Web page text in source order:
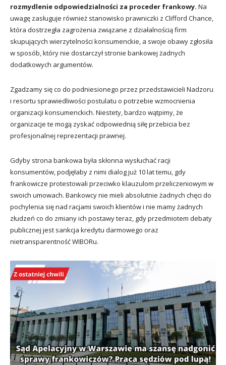
rozmydlenie odpowiedzialności za proceder frankowy. Na
uwagę zasługuje również stanowisko prawniczki z Clifford Chance,
która dostrzegła zagrożenia związane z działalnością firm
skupujących wierzytelności konsumenckie, a swoje obawy zgłosiła
w sposób, który nie dostarczył stronie bankowej żadnych
dodatkowych argumentów.
Zgadzamy się co do podniesionego przez przedstawicieli Nadzoru
i resortu sprawiedliwości postulatu o potrzebie wzmocnienia
organizacji konsumenckich. Niestety, bardzo wątpimy, że
organizacje te mogą zyskać odpowiednią siłę przebicia bez
profesjonalnej reprezentacji prawnej.
Gdyby strona bankowa była skłonna wysłuchać racji
konsumentów, podjęłaby z nimi dialog już 10 lat temu, gdy
frankowicze protestowali przeciwko klauzulom przeliczeniowym w
swoich umowach. Bankowcy nie mieli absolutnie żadnych chęci do
pochylenia się nad racjami swoich klientów i nie mamy żadnych
złudzeń co do zmiany ich postawy teraz, gdy przedmiotem debaty
publicznej jest sankcja kredytu darmowego oraz
nietransparentność WIBORu.